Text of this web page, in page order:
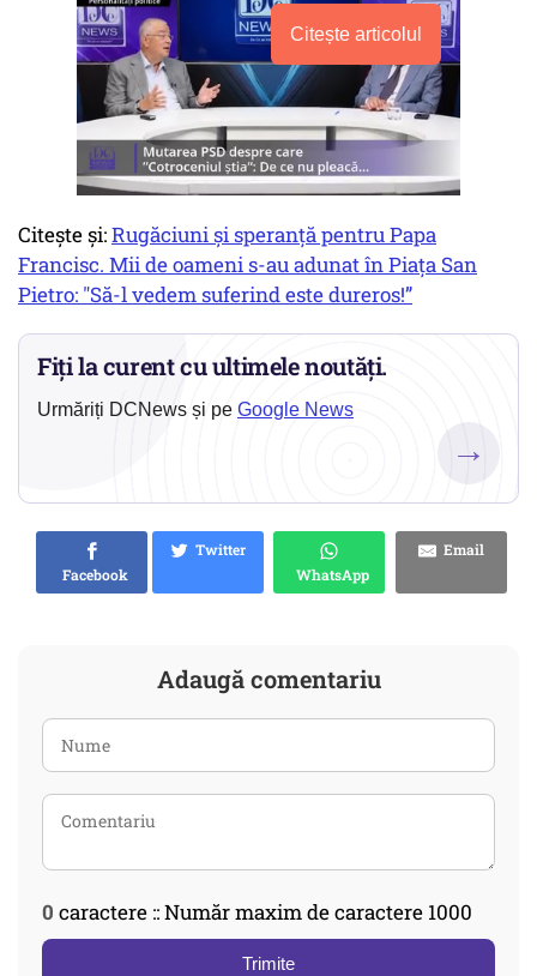
Citește articolul
Citește și:Rugăciuni și speranță pentru Papa
Francisc. Mii de oameni s-au adunat în Piața San
Pietro: "Să-l vedem suferind este dureros!”
Fiți la curent cu ultimele noutăți.
Urmăriți DCNews și pe Google News
→
Facebook
Twitter
WhatsApp
Email
Adaugă comentariu
0 caractere :: Număr maxim de caractere 1000
Trimite